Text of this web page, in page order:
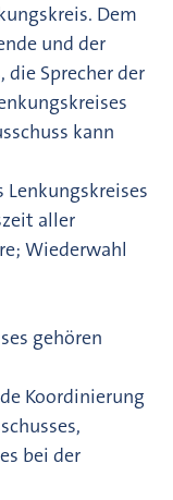
Dem
und der
die Sprecher der
kann
Lenkungskreises
aller
Wiederwahl
gehören
Koordinierung
bei der